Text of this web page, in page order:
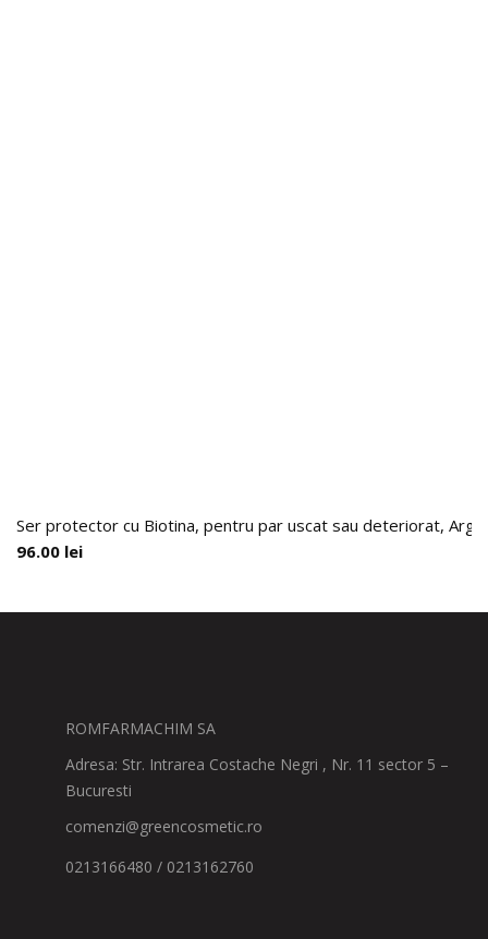
Ser protector cu Biotina, pentru par uscat sau deteriorat,
96.00 lei
ROMFARMACHIM SA
Adresa: Str. Intrarea Costache Negri , Nr. 11 sector 5 –
Bucuresti
comenzi@greencosmetic.ro
0213166480 / 0213162760